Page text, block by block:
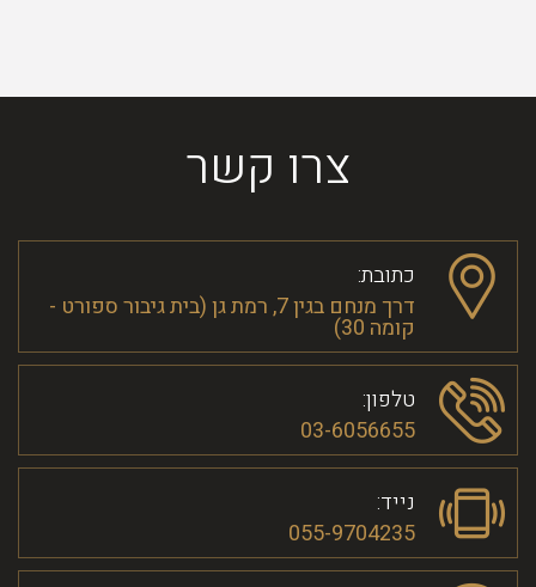
צרו קשר
כתובת:
דרך מנחם בגין 7, רמת גן (בית גיבור ספורט -
קומה 30)
טלפון:
03-6056655
נייד:
055-9704235